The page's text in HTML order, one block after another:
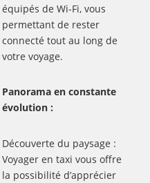
équipés de Wi-Fi, vous
permettant de rester
connecté tout au long de
votre voyage.
Panorama en constante
évolution :
Découverte du paysage :
Voyager en taxi vous offre
la possibilité d’apprécier